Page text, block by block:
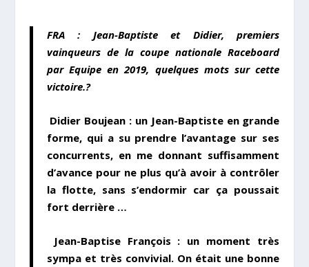
FRA : Jean-Baptiste et Didier, premiers
vainqueurs de la coupe nationale Raceboard
par Equipe en 2019, quelques mots sur cette
victoire.?
Didier Boujean : un Jean-Baptiste en grande
forme, qui a su prendre l’avantage sur ses
concurrents, en me donnant suffisamment
d’avance pour ne plus qu’à avoir à contrôler
la flotte, sans s’endormir car ça poussait
fort derrière …
Jean-Baptise François : un moment très
sympa et très convivial. On était une bonne